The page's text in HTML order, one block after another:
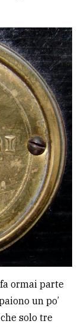
ormai parte
un po’
solo tre